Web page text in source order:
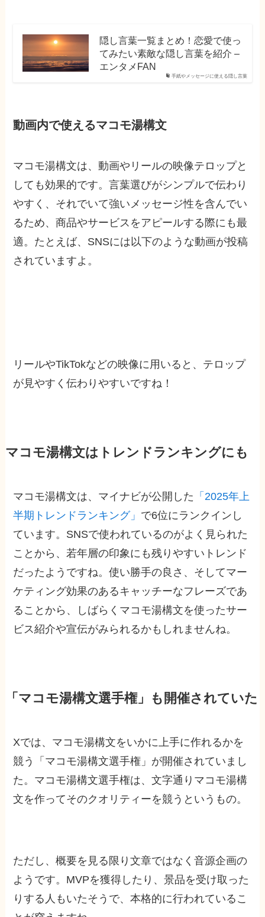
手紙やメッセージに使える隠し言葉
隠し言葉一覧まとめ！恋愛で使っ
てみたい素敵な隠し言葉を紹介 –
エンタメFAN
動画内で使えるマコモ湯構文
マコモ湯構文は、動画やリールの映像テロップと
しても効果的です。言葉選びがシンプルで伝わり
やすく、それでいて強いメッセージ性を含んでい
るため、商品やサービスをアピールする際にも最
適。たとえば、SNSには以下のような動画が投稿
されていますよ。
リールやTikTokなどの映像に用いると、テロップ
が見やすく伝わりやすいですね！
マコモ湯構文はトレンドランキングにも
マコモ湯構文は、マイナビが公開した 「2025年上
半期トレンドランキング」 で6位にランクインし
ています。SNSで使われているのがよく見られた
ことから、若年層の印象にも残りやすいトレンド
だったようですね。使い勝手の良さ、そしてマー
ケティング効果のあるキャッチーなフレーズであ
ることから、しばらくマコモ湯構文を使ったサー
ビス紹介や宣伝がみられるかもしれませんね。
「マコモ湯構文選手権」も開催されていた
Xでは、マコモ湯構文をいかに上手に作れるかを
競う「マコモ湯構文選手権」が開催されていまし
た。マコモ湯構文選手権は、文字通りマコモ湯構
文を作ってそのクオリティーを競うというもの。
ただし、概要を見る限り文章ではなく音源企画の
ようです。MVPを獲得したり、景品を受け取った
りする人もいたそうで、本格的に行われているこ